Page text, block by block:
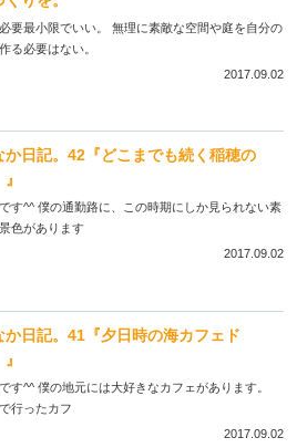
要最小限でいい。 無理に素敵な空間や庭を自分の
る必要はない。
2017.09.02
か日記。42『どこまでも続く稲穂の
す^^ 僕の通勤路に、この時期にしか見られない素
色があります
2017.09.02
か日記。41『夕日時の海カフェド
す^^ 僕の地元には大好きなカフェがあります。
行ったカフ
2017.09.02